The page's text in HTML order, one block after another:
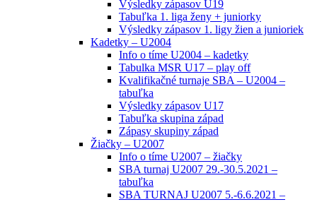
Výsledky zápasov U19
Tabuľka 1. liga ženy + juniorky
Výsledky zápasov 1. ligy žien a junioriek
Kadetky – U2004
Info o tíme U2004 – kadetky
Tabulka MSR U17 – play off
Kvalifikačné turnaje SBA – U2004 –
tabuľka
Výsledky zápasov U17
Tabuľka skupina západ
Zápasy skupiny západ
Žiačky – U2007
Info o tíme U2007 – žiačky
SBA turnaj U2007 29.-30.5.2021 –
tabuľka
SBA TURNAJ U2007 5.-6.6.2021 –